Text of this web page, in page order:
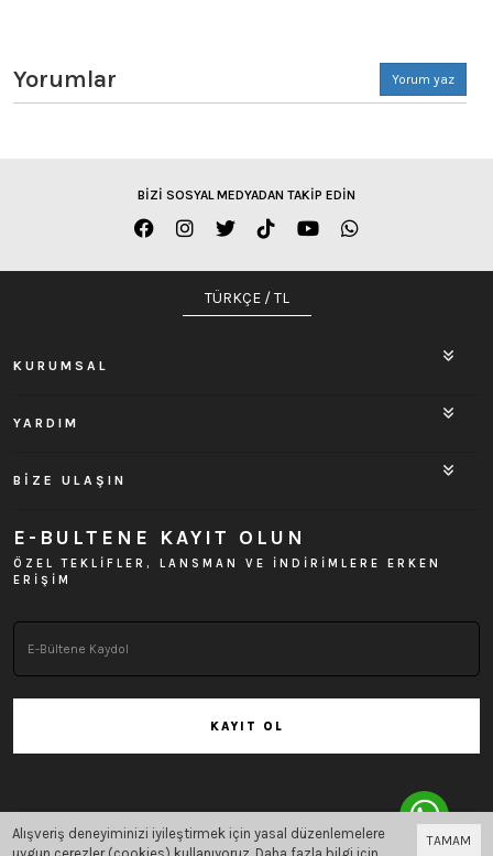
Yorumlar Yorum yaz
BİZİ SOSYAL MEDYADAN TAKİP EDİN
TÜRKÇE / TL
KURUMSAL
YARDIM
BİZE ULAŞIN
E-BULTENE KAYIT OLUN
ÖZEL TEKLİFLER, LANSMAN VE İNDİRİMLERE ERKEN
ERİŞİM
KAYIT OL
Bu site Vikaon E-Ticaret sistemleriile hazırlanmıştır.
TAMAM
Alışveriş deneyiminizi iyileştirmek için yasal düzenlemelere